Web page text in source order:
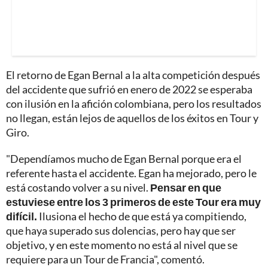
El retorno de Egan Bernal a la alta competición después
del accidente que sufrió en enero de 2022 se esperaba
con ilusión en la afición colombiana, pero los resultados
no llegan, están lejos de aquellos de los éxitos en Tour y
Giro.
"Dependíamos mucho de Egan Bernal porque era el
referente hasta el accidente. Egan ha mejorado, pero le
está costando volver a su nivel. Pensar en que
estuviese entre los 3 primeros de este Tour era muy
difícil. Ilusiona el hecho de que está ya compitiendo,
que haya superado sus dolencias, pero hay que ser
objetivo, y en este momento no está al nivel que se
requiere para un Tour de Francia", comentó.